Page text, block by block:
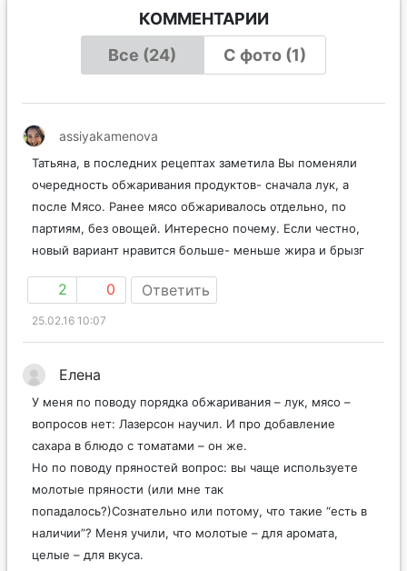
КОММЕНТАРИИ
Все (24)
С фото (1)
assiyakamenova
Татьяна, в последних рецептах заметила Вы поменяли
очередность обжаривания продуктов- сначала лук, а
после Мясо. Ранее мясо обжаривалось отдельно, по
партиям, без овощей. Интересно почему. Если честно,
новый вариант нравится больше- меньше жира и брызг
2 0 Ответить
25.02.16 10:07
Елена
У меня по поводу порядка обжаривания – лук, мясо –
вопросов нет: Лазерсон научил. И про добавление
сахара в блюдо с томатами – он же.
Но по поводу пряностей вопрос: вы чаще используете
молотые пряности (или мне так
попадалось?)Сознательно или потому, что такие “есть в
наличии”? Меня учили, что молотые – для аромата,
целые – для вкуса.